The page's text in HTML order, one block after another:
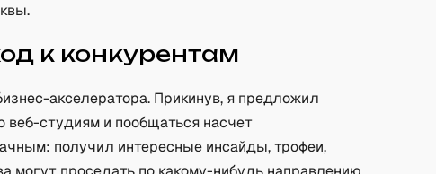
к конкурентам
акселератора. Прикинув, я предложил
веб-студиям и пообщаться насчет
получил интересные инсайды, трофеи,